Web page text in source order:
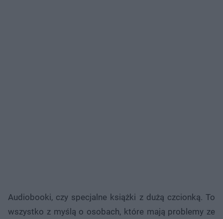
Audiobooki, czy specjalne książki z dużą czcionką. To
wszystko z myślą o osobach, które mają problemy ze